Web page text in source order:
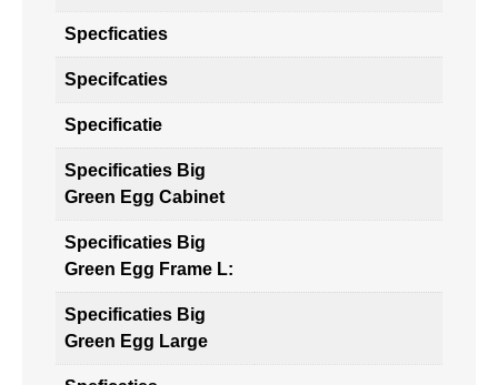
Specficaties
Specifcaties
Specificatie
Specificaties Big
Green Egg Cabinet
Specificaties Big
Green Egg Frame L:
Specificaties Big
Green Egg Large